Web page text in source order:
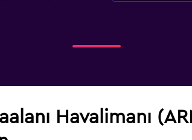
Havalimanı